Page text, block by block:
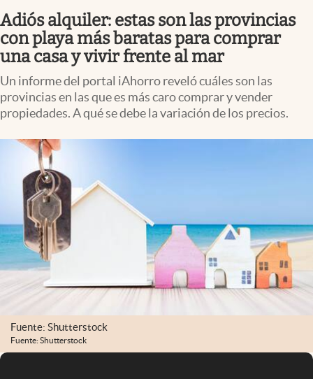
Adiós alquiler: estas son las provincias
con playa más baratas para comprar
una casa y vivir frente al mar
Un informe del portal iAhorro reveló cuáles son las
provincias en las que es más caro comprar y vender
propiedades. A qué se debe la variación de los precios.
Fuente: Shutterstock
Fuente: Shutterstock